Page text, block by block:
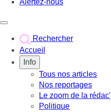
Alertez-nous
Rechercher
Accueil
Info
Tous nos articles
Nos reportages
Le zoom de la rédac'
Politique